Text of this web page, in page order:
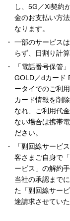
し、5G／Xi契約
金のお支払い方
なります。
一部のサービス
らず、日割り計
「電話番号保管
GOLD／dカード
ータイでのご利
カード情報を削
なれ、ご利用代
ない場合は携帯
ださい。
「副回線サービ
客さまご自身で
ービス」の解約
当社の承認まで
た「副回線サー
途請求させてい